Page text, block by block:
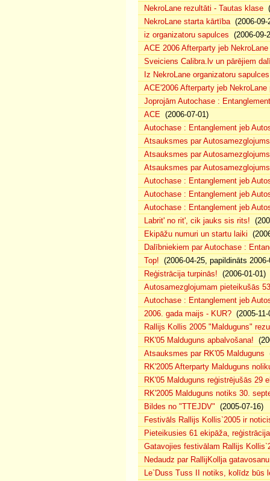
NekroLane rezultāti - Tautas klase
NekroLane starta kārtība(2006-09-
iz organizatoru sapulces (2006-09-
ACE 2006 Afterparty jeb
Sveiciens Calibra.lv un pārējiem
Iz NekroLane organizatoru
ACE'2006 Afterparty jeb
Joprojām Autochase :
ACE(2006-07-01)
Autochase : Entanglement jeb
Atsauksmes par
Atsauksmes par
Atsauksmes par
Autochase : Entanglement jeb
Autochase : Entanglement jeb
Autochase : Entanglement jeb
Labrit' no rit', cik jauks sis rits!
Ekipāžu numuri un startu laiki
Dalībniekiem par Autochase :
Top! (2006-04-25, papildināts 2006-
Reģistrācija turpinās! (2006-01-01)
Autosamezglojumam pieteikušās
Autochase : Entanglement jeb
2006. gada maijs - KUR?(2005-11-
Rallijs Kollis 2005 "Malduguns"
RK'05 Malduguns apbalvošana!
Atsauksmes par RK'05 Malduguns
RK'2005 Afterparty Malduguns
RK'05 Malduguns reģistrējušās 29
RK'2005 Malduguns notiks 30.
Bildes no "TTEJDV" (2005-07-16)
Festivāls Rallijs Kollis`2005 ir
Pieteikusies 61 ekipāža,
Gatavojies festivālam Rallijs
Nedaudz par RallijKollja gatavosanu
Le`Duss Tuss II notiks, kolīdz būs